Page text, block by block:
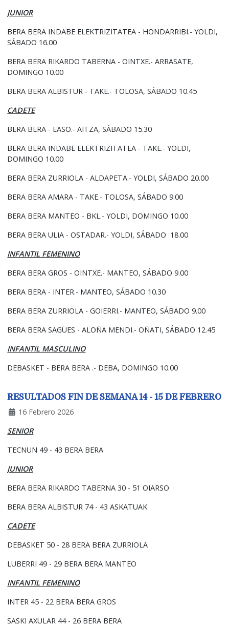
JUNIOR
BERA BERA INDABE ELEKTRIZITATEA - HONDARRIBI.- YOLDI,
SÁBADO 16.00
BERA BERA RIKARDO TABERNA - OINTXE.- ARRASATE,
DOMINGO 10.00
BERA BERA ALBISTUR - TAKE.- TOLOSA, SÁBADO 10.45
CADETE
BERA BERA - EASO.- AITZA, SÁBADO 15.30
BERA BERA INDABE ELEKTRIZITATEA - TAKE.- YOLDI,
DOMINGO 10.00
BERA BERA ZURRIOLA - ALDAPETA.- YOLDI, SÁBADO 20.00
BERA BERA AMARA - TAKE.- TOLOSA, SÁBADO 9.00
BERA BERA MANTEO - BKL.- YOLDI, DOMINGO 10.00
BERA BERA ULIA - OSTADAR.- YOLDI, SÁBADO 18.00
INFANTIL FEMENINO
BERA BERA GROS - OINTXE.- MANTEO, SÁBADO 9.00
BERA BERA - INTER.- MANTEO, SÁBADO 10.30
BERA BERA ZURRIOLA - GOIERRI.- MANTEO, SÁBADO 9.00
BERA BERA SAGÜES - ALOÑA MENDI.- OÑATI, SÁBADO 12.45
INFANTIL MASCULINO
DEBASKET - BERA BERA .- DEBA, DOMINGO 10.00
RESULTADOS FIN DE SEMANA 14 - 15 DE FEBRERO
16 Febrero 2026
SENIOR
TECNUN 49 - 43 BERA BERA
JUNIOR
BERA BERA RIKARDO TABERNA 30 - 51 OIARSO
BERA BERA ALBISTUR 74 - 43 ASKATUAK
CADETE
DEBASKET 50 - 28 BERA BERA ZURRIOLA
LUBERRI 49 - 29 BERA BERA MANTEO
INFANTIL FEMENINO
INTER 45 - 22 BERA BERA GROS
SASKI AXULAR 44 - 26 BERA BERA